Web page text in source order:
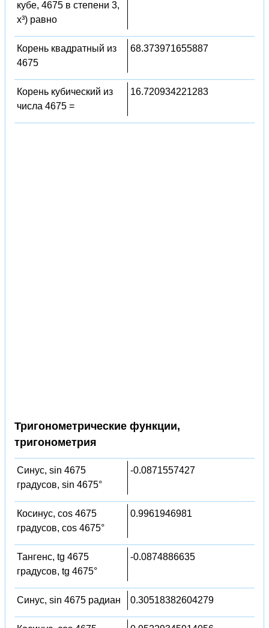
кубе, 4675 в степени 3,
x³) равно
Корень квадратный из
4675
68.373971655887
Корень кубический из
числа 4675 =
16.720934221283
Тригонометрические функции,
тригонометрия
Синус, sin 4675
градусов, sin 4675°
-0.0871557427
Косинус, cos 4675
градусов, cos 4675°
0.9961946981
Тангенс, tg 4675
градусов, tg 4675°
-0.0874886635
Синус, sin 4675 радиан 0.30518382604279